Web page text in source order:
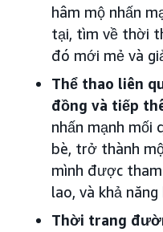
hâm mộ nhấn
tại, tìm về thời
đó mới mẻ và
Thể thao liên
đồng và tiếp
nhấn mạnh mối
bè, trở thành
mình được
lao, và khả
Thời trang